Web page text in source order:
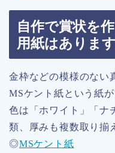
自作で賞状を
用紙はありま
金枠などの模様のない
MSケント紙という紙
色は「ホワイト」「ナ
類、厚みも複数取り揃
◎MSケント紙